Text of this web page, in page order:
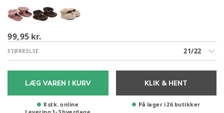
99,95 kr.
STØRRELSE 21/22
LÆG VAREN I KURV
8 stk. online
KLIK & HENT
På lager i 26 butikker